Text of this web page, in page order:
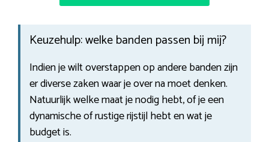
Keuzehulp: welke banden passen bij mij?
Indien je wilt overstappen op andere banden zijn
er diverse zaken waar je over na moet denken.
Natuurlijk welke maat je nodig hebt, of je een
dynamische of rustige rijstijl hebt en wat je
budget is.